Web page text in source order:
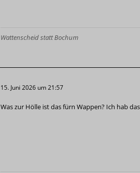
Wattenscheid statt Bochum
15. Juni 2026 um 21:57
Was zur Hölle ist das fürn Wappen? Ich hab